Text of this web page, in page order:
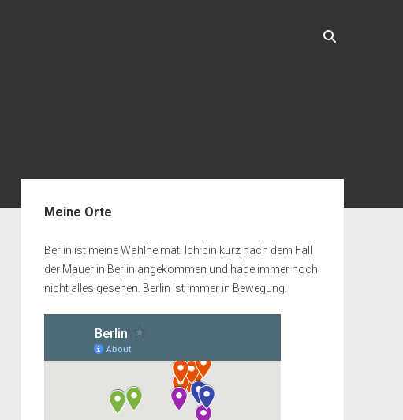
Meine Orte
Berlin ist meine Wahlheimat. Ich bin kurz nach dem Fall
der Mauer in Berlin angekommen und habe immer noch
nicht alles gesehen. Berlin ist immer in Bewegung.